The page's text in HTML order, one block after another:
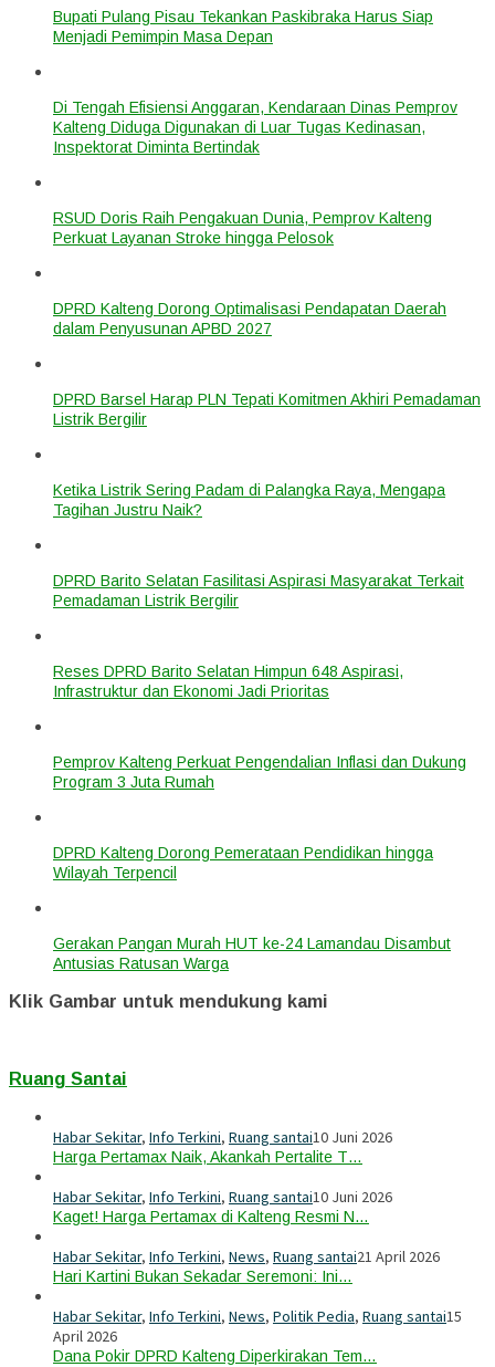
Bupati Pulang Pisau Tekankan Paskibraka Harus Siap
Menjadi Pemimpin Masa Depan
Di Tengah Efisiensi Anggaran, Kendaraan Dinas Pemprov
Kalteng Diduga Digunakan di Luar Tugas Kedinasan,
Inspektorat Diminta Bertindak
RSUD Doris Raih Pengakuan Dunia, Pemprov Kalteng
Perkuat Layanan Stroke hingga Pelosok
DPRD Kalteng Dorong Optimalisasi Pendapatan Daerah
dalam Penyusunan APBD 2027
DPRD Barsel Harap PLN Tepati Komitmen Akhiri Pemadaman
Listrik Bergilir
Ketika Listrik Sering Padam di Palangka Raya, Mengapa
Tagihan Justru Naik?
DPRD Barito Selatan Fasilitasi Aspirasi Masyarakat Terkait
Pemadaman Listrik Bergilir
Reses DPRD Barito Selatan Himpun 648 Aspirasi,
Infrastruktur dan Ekonomi Jadi Prioritas
Pemprov Kalteng Perkuat Pengendalian Inflasi dan Dukung
Program 3 Juta Rumah
DPRD Kalteng Dorong Pemerataan Pendidikan hingga
Wilayah Terpencil
Gerakan Pangan Murah HUT ke-24 Lamandau Disambut
Antusias Ratusan Warga
Klik Gambar untuk mendukung kami
Ruang Santai
Habar Sekitar, Info Terkini, Ruang santai10 Juni 2026
Harga Pertamax Naik, Akankah Pertalite T…
Habar Sekitar, Info Terkini, Ruang santai10 Juni 2026
Kaget! Harga Pertamax di Kalteng Resmi N…
Habar Sekitar, Info Terkini, News, Ruang santai21 April 2026
Hari Kartini Bukan Sekadar Seremoni: Ini…
Habar Sekitar, Info Terkini, News, Politik Pedia, Ruang santai15
April 2026
Dana Pokir DPRD Kalteng Diperkirakan Tem…